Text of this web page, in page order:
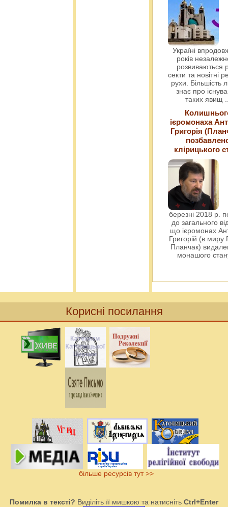
Україні
років
розвиваються
секти та новітні
рухи. Більшість
знає про
таких явищ
ієромонаха
Григорія
клірицького
березні 2018 р.
до загального
що ієромонах
Григорій (в миру
Планчак)
монашого
Корисні посилання
більше ресурсів тут >>
Помилка в тексті? Виділіть її мишкою та натисніть Ctrl+Enter